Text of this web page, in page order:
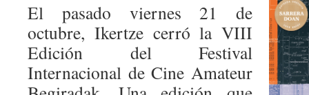
El pasado viernes 21 de
octubre, Ikertze cerró la VIII
Edición del Festival
Internacional de Cine Amateur